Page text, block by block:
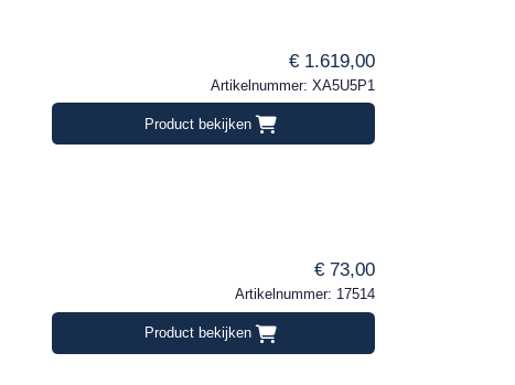
€ 1.619,00
Artikelnummer: XA5U5P1
Product bekijken
€ 73,00
Artikelnummer: 17514
Product bekijken